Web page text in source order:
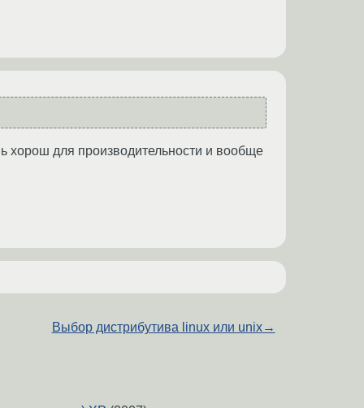
хорош для производительности и вообще
Выбор дистрибутива linux или unix→